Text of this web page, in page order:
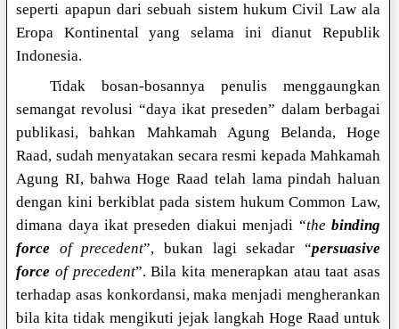
seperti apapun dari sebuah sistem hukum Civil Law ala
Eropa Kontinental yang selama ini dianut Republik
Indonesia.
Tidak bosan-bosannya penulis menggaungkan
semangat revolusi “daya ikat preseden” dalam berbagai
publikasi, bahkan Mahkamah Agung Belanda, Hoge
Raad, sudah menyatakan secara resmi kepada Mahkamah
Agung RI, bahwa Hoge Raad telah lama pindah haluan
dengan kini berkiblat pada sistem hukum Common Law,
dimana daya ikat preseden diakui menjadi “thebinding
force of precedent”, bukan lagi sekadar “persuasive
force of precedent”. Bila kita menerapkan atau taat asas
terhadap asas konkordansi, maka menjadi mengherankan
bila kita tidak mengikuti jejak langkah Hoge Raad untuk